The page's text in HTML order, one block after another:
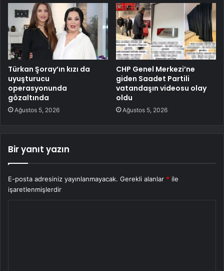
Türkan Şoray’ın kızı da
uyuşturucu
operasyonunda
gözaltında
Ağustos 5, 2026
CHP Genel Merkezi’ne
giden Saadet Partili
vatandaşın videosu olay
oldu
Ağustos 5, 2026
Bir yanıt yazın
E-posta adresiniz yayınlanmayacak. Gerekli alanlar * ile
işaretlenmişlerdir